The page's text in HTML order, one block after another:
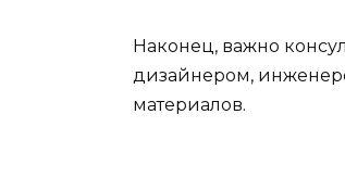
Наконец, важно
дизайнером,
материалов.